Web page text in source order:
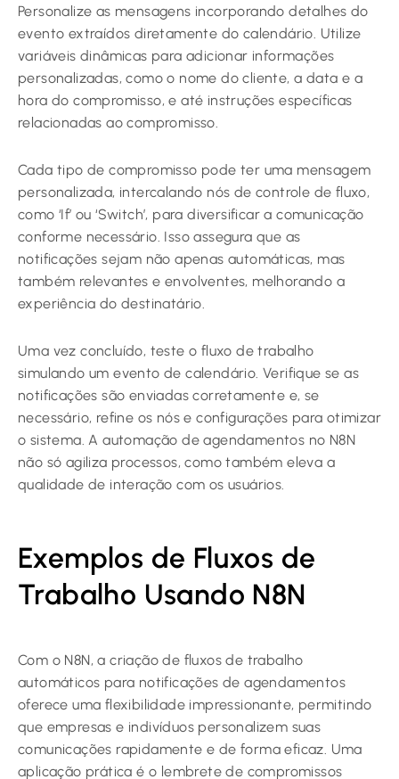
Personalize as mensagens incorporando detalhes do
evento extraídos diretamente do calendário. Utilize
variáveis dinâmicas para adicionar informações
personalizadas, como o nome do cliente, a data e a
hora do compromisso, e até instruções específicas
relacionadas ao compromisso.
Cada tipo de compromisso pode ter uma mensagem
personalizada, intercalando nós de controle de fluxo,
como ‘If’ ou ‘Switch’, para diversificar a comunicação
conforme necessário. Isso assegura que as
notificações sejam não apenas automáticas, mas
também relevantes e envolventes, melhorando a
experiência do destinatário.
Uma vez concluído, teste o fluxo de trabalho
simulando um evento de calendário. Verifique se as
notificações são enviadas corretamente e, se
necessário, refine os nós e configurações para otimizar
o sistema. A automação de agendamentos no N8N
não só agiliza processos, como também eleva a
qualidade de interação com os usuários.
Exemplos de Fluxos de
Trabalho Usando N8N
Com o N8N, a criação de fluxos de trabalho
automáticos para notificações de agendamentos
oferece uma flexibilidade impressionante, permitindo
que empresas e indivíduos personalizem suas
comunicações rapidamente e de forma eficaz. Uma
aplicação prática é o lembrete de compromissos